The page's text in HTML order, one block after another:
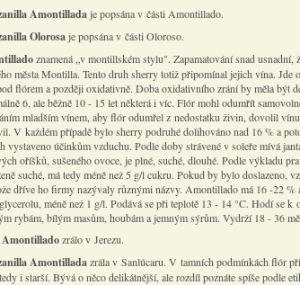
Amontilladaje popsána v části Amontillado.
Olorosaje popsána v části Oloroso.
znamená „v montillském stylu". Zapamatování snad
města Montilla. Tento druh sherry totiž připomínal jejich vína. Jde
flórem a později oxidativně. Doba oxidativního zrání by měla být
6, ale běžně 10 - 15 let některá i víc. Flór mohl odumřít
mladším vínem, aby flór odumřel z nedostatku živin, dovolil
V každém případě bylo sherry podruhé dolihováno nad 16 % a
vystaveno účinkům vzduchu. Podle doby strávené v soleře mívá
oříšků, sušeného ovoce, je plné, suché, dlouhé. Podle výkladu
suché, má tedy méně než 5 g/l cukru. Pokud by bylo doslazeno,
dříve ho firmy nazývaly různými názvy. Amontillado má 16 -22
méně než 1 g/l. Podává se při teplotě 13 - 14 °C. Hodí se k
rybám, bílým masům, houbám a jemným sýrům. Vydrží 18 - 36
Amontilladozrálo v Jerezu.
Amontilladazrála v Sanlúcaru. V tamních podmínkách flór
i starší. Bývá o něco delikátnější, ale rozdíl poznáte spíše podle